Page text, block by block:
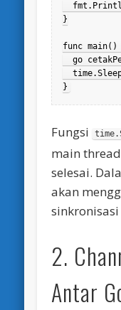
}
func main()
go
}
Fungsi
main
selesai.
akan
2.
Antar